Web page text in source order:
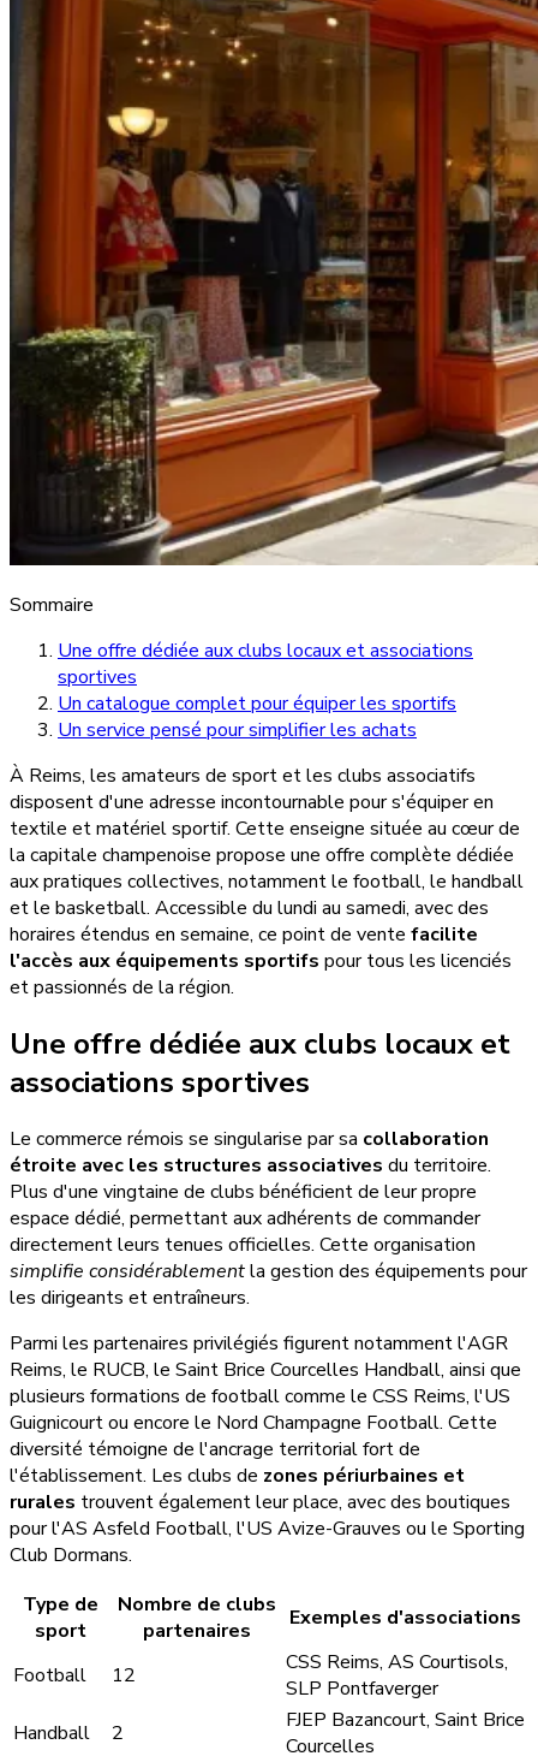
Sommaire
Une offre dédiée aux clubs locaux et associations
sportives
Un catalogue complet pour équiper les sportifs
Un service pensé pour simplifier les achats
À Reims, les amateurs de sport et les clubs associatifs
disposent d'une adresse incontournable pour s'équiper en
textile et matériel sportif. Cette enseigne située au cœur de
la capitale champenoise propose une offre complète dédiée
aux pratiques collectives, notamment le football, le handball
et le basketball. Accessible du lundi au samedi, avec des
horaires étendus en semaine, ce point de vente facilite
l'accès aux équipements sportifs pour tous les licenciés
et passionnés de la région.
Une offre dédiée aux clubs locaux et
associations sportives
Le commerce rémois se singularise par sa collaboration
étroite avec les structures associatives du territoire.
Plus d'une vingtaine de clubs bénéficient de leur propre
espace dédié, permettant aux adhérents de commander
directement leurs tenues officielles. Cette organisation
simplifie considérablementla gestion des équipements pour
les dirigeants et entraîneurs.
Parmi les partenaires privilégiés figurent notamment l'AGR
Reims, le RUCB, le Saint Brice Courcelles Handball, ainsi que
plusieurs formations de football comme le CSS Reims, l'US
Guignicourt ou encore le Nord Champagne Football. Cette
diversité témoigne de l'ancrage territorial fort de
l'établissement. Les clubs de zones périurbaines et
rurales trouvent également leur place, avec des boutiques
pour l'AS Asfeld Football, l'US Avize-Grauves ou le Sporting
Club Dormans.
Type de
sport
Nombre de clubs
partenaires
Exemples d'associations
Football 12
CSS Reims, AS Courtisols,
SLP Pontfaverger
Handball
2
FJEP Bazancourt, Saint Brice
Courcelles